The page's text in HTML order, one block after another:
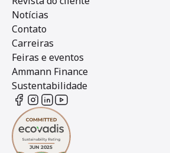
Notícias
Contato
Carreiras
Feiras e eventos
Ammann Finance
Sustentabilidade